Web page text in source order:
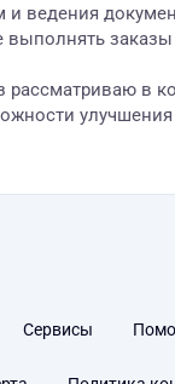
и ведения
выполнять
рассматриваю в
улучшения
Сервисы